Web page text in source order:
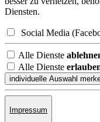
Diensten.
Social Media
Alle Dienste
Alle Dienste
Impressum